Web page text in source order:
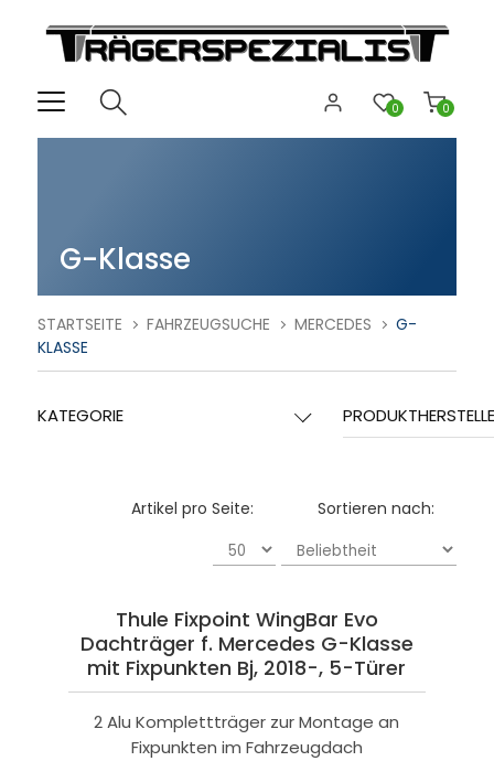
0
0
G-Klasse
STARTSEITE FAHRZEUGSUCHE MERCEDES
G-
KLASSE
KATEGORIE
Sortieren nach:
Artikel pro Seite:
Thule Fixpoint WingBar Evo
Dachträger f. Mercedes G-Klasse
mit Fixpunkten Bj, 2018-, 5-Türer
2 Alu Komplettträger zur Montage an
Fixpunkten im Fahrzeugdach